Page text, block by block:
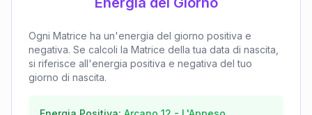
Ogni Matrice ha un'energia del giorno positiva e
negativa. Se calcoli la Matrice della tua data di nascita,
si riferisce all'energia positiva e negativa del tuo
giorno di nascita.